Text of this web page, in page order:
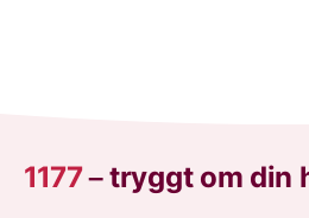
1177–tryggt om din